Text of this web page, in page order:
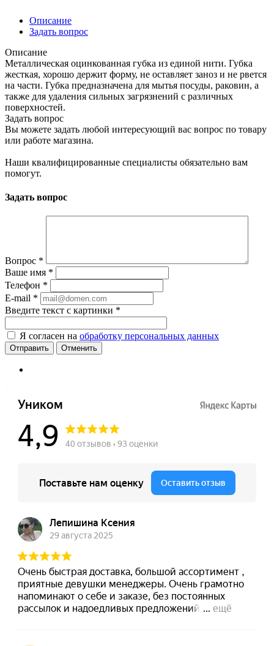
Описание
Задать вопрос
Описание
Металлическая оцинкованная губка из единой нити. Губка
жесткая, хорошо держит форму, не оставляет заноз и не рвется
на части. Губка предназначена для мытья посуды, раковин, а
также для удаления сильных загрязнений с различных
поверхностей.
Задать вопрос
Вы можете задать любой интересующий вас вопрос по товару
или работе магазина.
Наши квалифицированные специалисты обязательно вам
помогут.
Задать вопрос
Вопрос *
Ваше имя *
Телефон *
E-mail *
Введите текст с картинки *
Я согласен на обработку персональных данных
Отменить